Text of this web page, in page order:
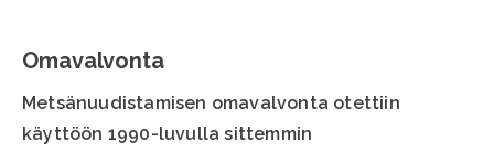
Omavalvonta
Metsänuudistamisen omavalvonta otettiin
käyttöön 1990-luvulla sittemmin